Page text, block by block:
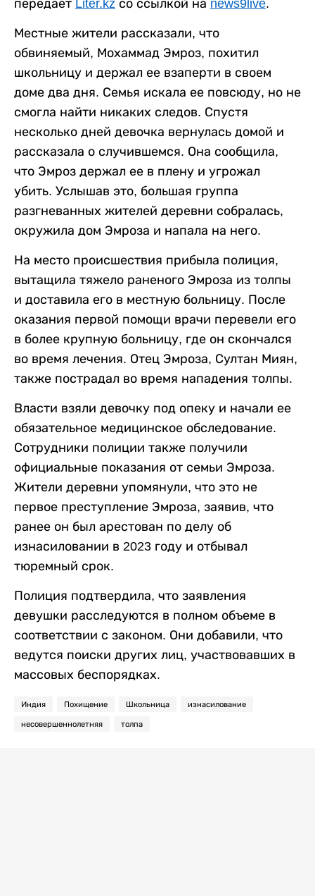
передает Liter.kz со ссылкой на news9live.
Местные жители рассказали, что
обвиняемый, Мохаммад Эмроз, похитил
школьницу и держал ее взаперти в своем
доме два дня. Семья искала ее повсюду, но не
смогла найти никаких следов. Спустя
несколько дней девочка вернулась домой и
рассказала о случившемся. Она сообщила,
что Эмроз держал ее в плену и угрожал
убить. Услышав это, большая группа
разгневанных жителей деревни собралась,
окружила дом Эмроза и напала на него.
На место происшествия прибыла полиция,
вытащила тяжело раненого Эмроза из толпы
и доставила его в местную больницу. После
оказания первой помощи врачи перевели его
в более крупную больницу, где он скончался
во время лечения. Отец Эмроза, Султан Миян,
также пострадал во время нападения толпы.
Власти взяли девочку под опеку и начали ее
обязательное медицинское обследование.
Сотрудники полиции также получили
официальные показания от семьи Эмроза.
Жители деревни упомянули, что это не
первое преступление Эмроза, заявив, что
ранее он был арестован по делу об
изнасиловании в 2023 году и отбывал
тюремный срок.
Полиция подтвердила, что заявления
девушки расследуются в полном объеме в
соответствии с законом. Они добавили, что
ведутся поиски других лиц, участвовавших в
массовых беспорядках.
Индия Похищение Школьница изнасилование
несовершеннолетняя толпа